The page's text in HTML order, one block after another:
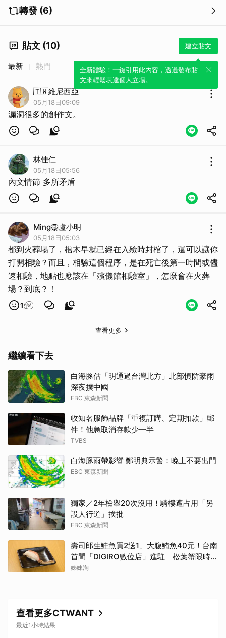
轉發 (6)
貼文 (10) 建立貼文
全新體驗！一鍵引用此內容，透過發布貼
文來輕鬆表達個人立場。
最新 熱門
🇹🇼維尼西亞
05月18日09:09
漏洞很多的創作文。
林佳仁
05月18日05:56
內文情節 多所矛盾
Ming🦁盧小明
05月18日05:03
都到火葬場了，棺木早就已經在入殮時封棺了，還可以讓你
打開相驗？而且，相驗這個程序，是在死亡後第一時間或儘
速相驗，地點也應該在「殯儀館相驗室」，怎麼會在火葬
場？到底？！
1
查看更多
繼續看下去
白海豚估「明通過台灣北方」北部慎防豪雨
深夜撲中國
EBC 東森新聞
收知名服飾品牌「重複訂購、定期扣款」郵
件！他急取消存款少一半
TVBS
白海豚雨帶影響 鄭明典示警：晚上不要出門
EBC 東森新聞
獨家／2年檢舉20次沒用！騎樓遭占用「另
設人行道」挨批
EBC 東森新聞
壽司郎生鮭魚買2送1、大腹鮪魚40元！台南
首間「DIGIRO數位店」進駐 松葉蟹限時上
桌
姊妹淘
查看更多CTWANT
最近1小時結果
取消